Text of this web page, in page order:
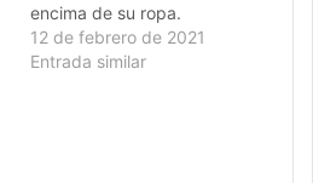
encima de su ropa.
12 de febrero de 2021
Entrada similar